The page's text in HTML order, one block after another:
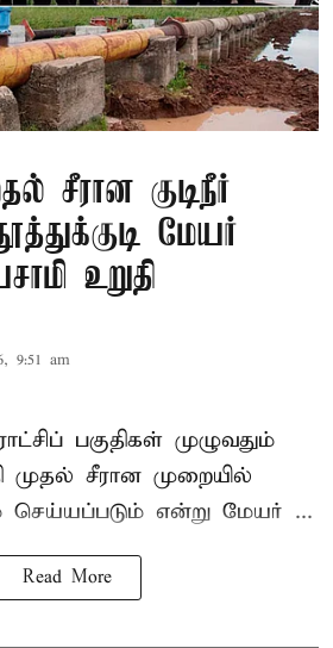
சீரான குடிநீர்
மேயர்
உறுதி
9:51 am
ப் பகுதிகள் முழுவதும்
சீரான முறையில்
செய்யப்படும் என்று மேயர் ...
Read More